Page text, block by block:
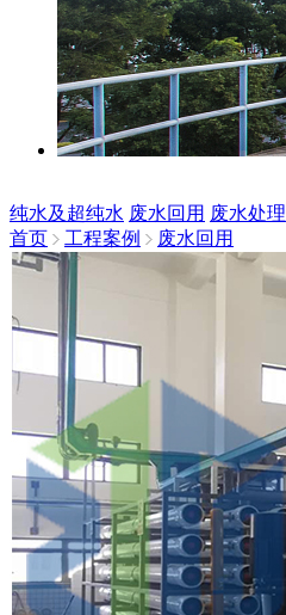
纯水及超纯水 废水回用 废水处理
首页
工程案例 废水回用